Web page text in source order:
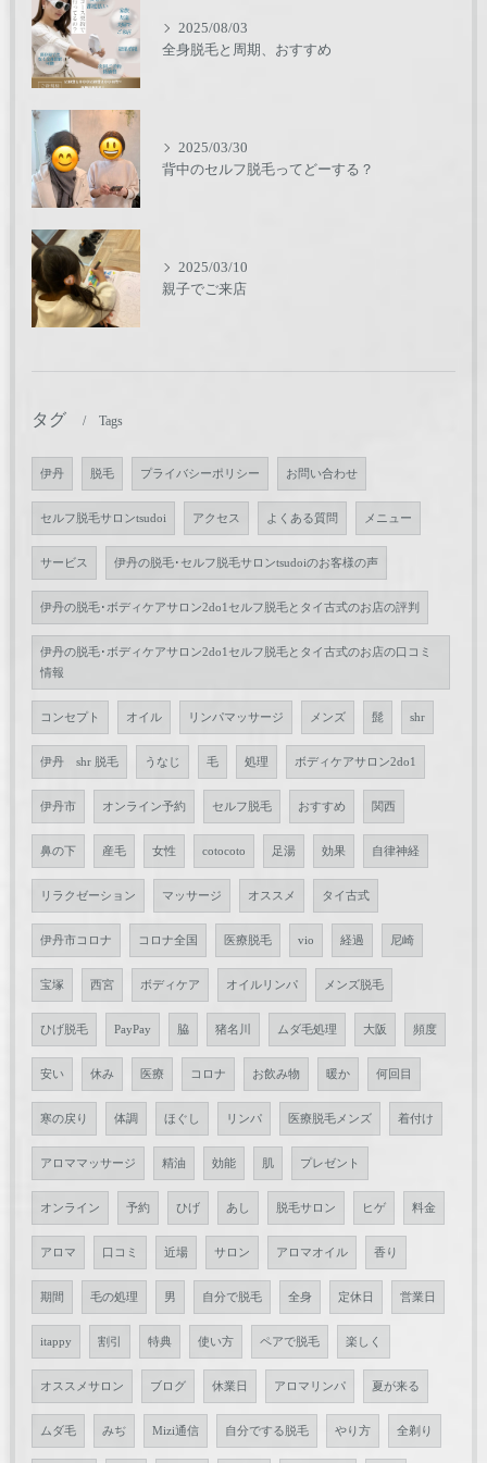
2025/08/03
全身脱毛と周期、おすすめ
2025/03/30
背中のセルフ脱毛ってどーする？
2025/03/10
親子でご来店
タグ Tags
伊丹 脱毛 プライバシーポリシー お問い合わせ
セルフ脱毛サロンtsudoi アクセス よくある質問 メニュー
サービス 伊丹の脱毛･セルフ脱毛サロンtsudoiのお客様の声
伊丹の脱毛･ボディケアサロン2do1セルフ脱毛とタイ古式のお店の評判
伊丹の脱毛･ボディケアサロン2do1セルフ脱毛とタイ古式のお店の口コミ
情報
コンセプト オイル リンパマッサージ メンズ 髭 shr
伊丹 shr 脱毛 うなじ 毛 処理 ボディケアサロン2do1
伊丹市 オンライン予約 セルフ脱毛 おすすめ 関西
鼻の下 産毛 女性 cotocoto 足湯 効果 自律神経
リラクゼーション マッサージ オススメ タイ古式
伊丹市コロナ コロナ全国 医療脱毛 vio 経過 尼崎
宝塚 西宮 ボディケア オイルリンパ メンズ脱毛
ひげ脱毛 PayPay 脇 猪名川 ムダ毛処理 大阪 頻度
安い 休み 医療 コロナ お飲み物 暖か 何回目
寒の戻り 体調 ほぐし リンパ 医療脱毛メンズ 着付け
アロママッサージ 精油 効能 肌 プレゼント
オンライン 予約 ひげ あし 脱毛サロン ヒゲ 料金
アロマ 口コミ 近場 サロン アロマオイル 香り
期間 毛の処理 男 自分で脱毛 全身 定休日 営業日
itappy 割引 特典 使い方 ペアで脱毛 楽しく
オススメサロン ブログ 休業日 アロマリンパ 夏が来る
ムダ毛 みぢ Mizi通信 自分でする脱毛 やり方 全剃り